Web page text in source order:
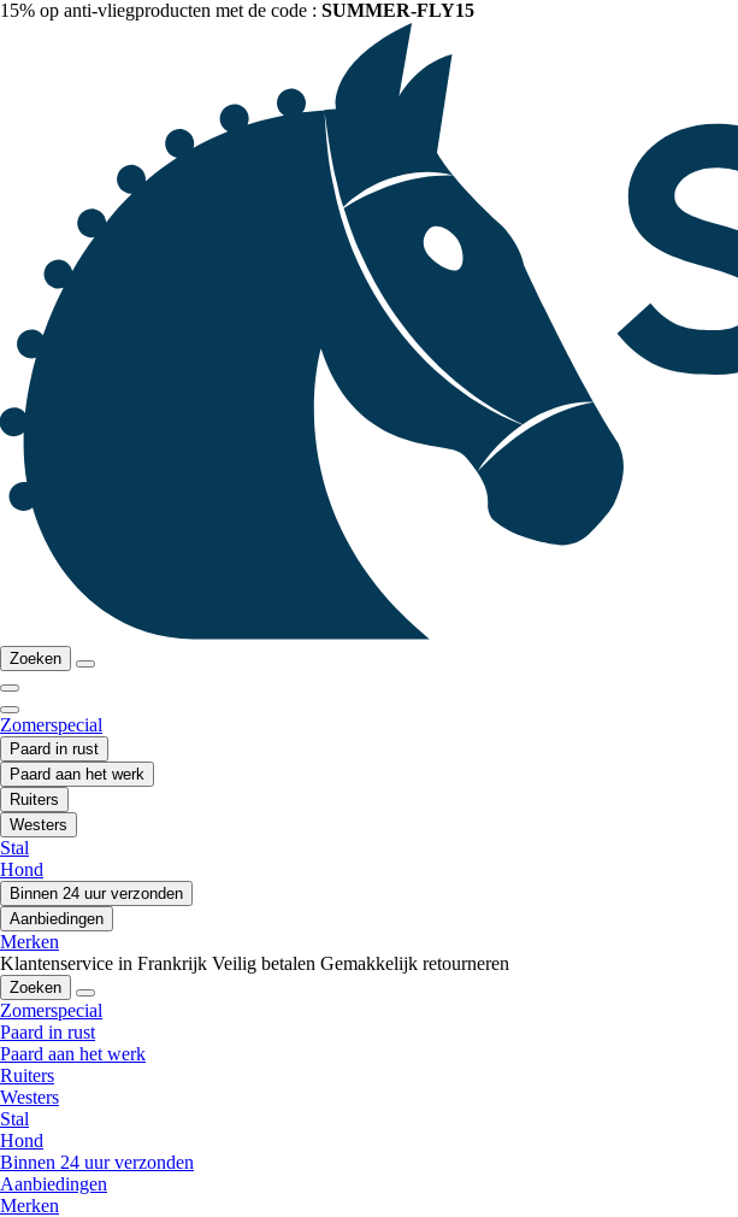
15% op anti-vliegproducten met de code : SUMMER-FLY15
Zoeken
Zomerspecial
Paard in rust
Paard aan het werk
Ruiters
Westers
Stal
Hond
Binnen 24 uur verzonden
Aanbiedingen
Merken
Klantenservice in Frankrijk Veilig betalen Gemakkelijk retourneren
Zoeken
Zomerspecial
Paard in rust
Paard aan het werk
Ruiters
Westers
Stal
Hond
Binnen 24 uur verzonden
Aanbiedingen
Merken